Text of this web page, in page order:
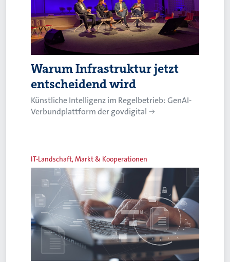
Warum Infrastruktur jetzt
entscheidend wird
Künstliche Intelligenz im Regelbetrieb: GenAI-
Verbundplattform der govdigital
IT-Landschaft, Markt & Kooperationen